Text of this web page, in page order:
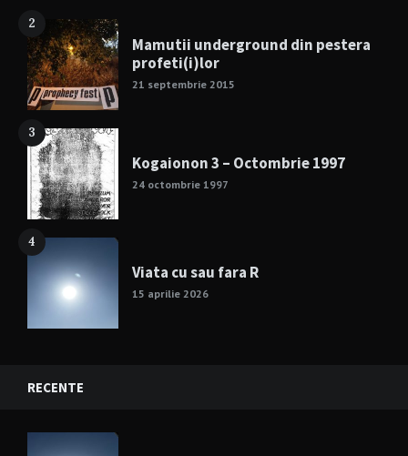
2
Mamutii underground din pestera
profeti(i)lor
21 septembrie 2015
3
Kogaionon 3 – Octombrie 1997
24 octombrie 1997
4
Viata cu sau fara R
15 aprilie 2026
RECENTE